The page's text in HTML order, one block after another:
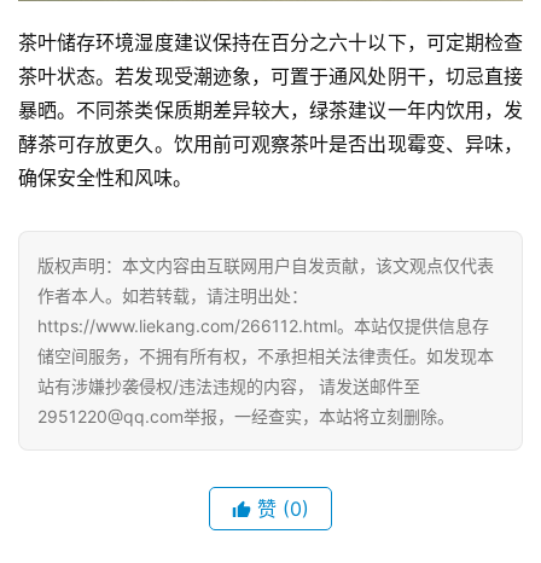
茶叶储存环境湿度建议保持在百分之六十以下，可定期检查
茶叶状态。若发现受潮迹象，可置于通风处阴干，切忌直接
暴晒。不同茶类保质期差异较大，绿茶建议一年内饮用，发
酵茶可存放更久。饮用前可观察茶叶是否出现霉变、异味，
确保安全性和风味。
版权声明：本文内容由互联网用户自发贡献，该文观点仅代表
作者本人。如若转载，请注明出处：
https://www.liekang.com/266112.html。本站仅提供信息存
储空间服务，不拥有所有权，不承担相关法律责任。如发现本
站有涉嫌抄袭侵权/违法违规的内容， 请发送邮件至
2951220@qq.com举报，一经查实，本站将立刻删除。
赞 (0)